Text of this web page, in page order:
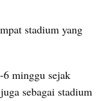
stadium yang
6 minggu sejak
sebagai stadium